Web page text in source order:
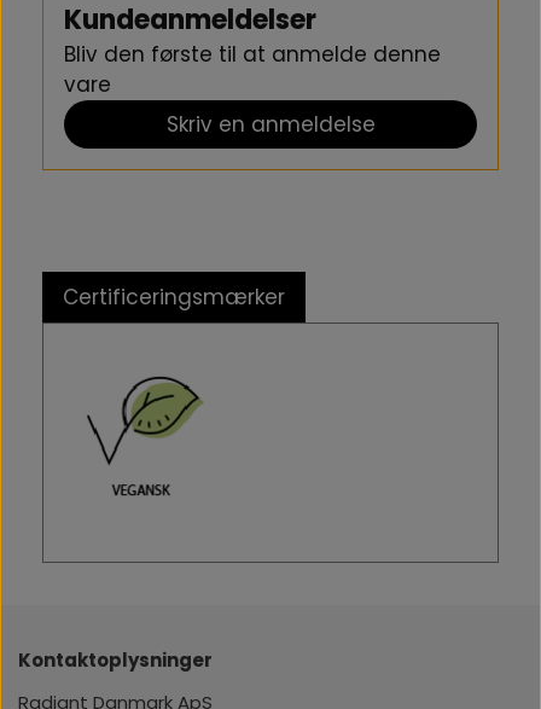
Kundeanmeldelser
Bliv den første til at anmelde denne
vare
Skriv en anmeldelse
Certificeringsmærker
Kontaktoplysninger
Radiant Danmark ApS